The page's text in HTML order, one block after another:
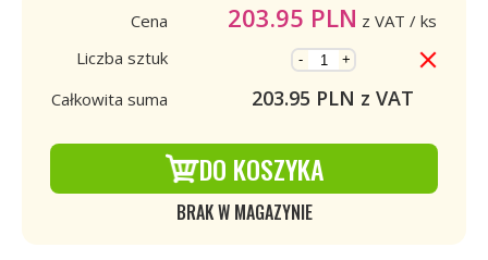
Cena 203.95 PLN z VAT / ks
Liczba sztuk
- +
Całkowita suma 203.95 PLN z VAT
DO KOSZYKA
BRAK W MAGAZYNIE